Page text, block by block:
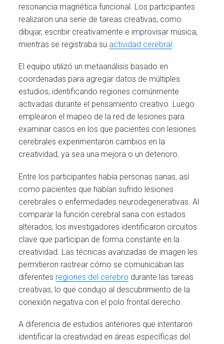
resonancia magnética funcional. Los participantes
realizaron una serie de tareas creativas, como
dibujar, escribir creativamente e improvisar música,
mientras se registraba su actividad cerebral .
El equipo utilizó un metaanálisis basado en
coordenadas para agregar datos de múltiples
estudios, identificando regiones comúnmente
activadas durante el pensamiento creativo. Luego
emplearon el mapeo de la red de lesiones para
examinar casos en los que pacientes con lesiones
cerebrales experimentaron cambios en la
creatividad, ya sea una mejora o un deterioro.
Entre los participantes había personas sanas, así
como pacientes que habían sufrido lesiones
cerebrales o enfermedades neurodegenerativas. Al
comparar la función cerebral sana con estados
alterados, los investigadores identificaron circuitos
clave que participan de forma constante en la
creatividad. Las técnicas avanzadas de imagen les
permitieron rastrear cómo se comunicaban las
diferentes regiones del cerebro durante las tareas
creativas, lo que condujo al descubrimiento de la
conexión negativa con el polo frontal derecho.
A diferencia de estudios anteriores que intentaron
identificar la creatividad en áreas específicas del